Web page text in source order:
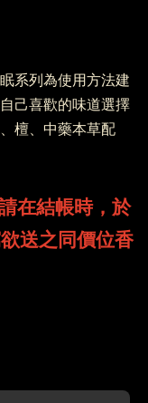
系列為使用方法建
己喜歡的味道選擇
檀、中藥本草配
在結帳時，於
送之同價位香